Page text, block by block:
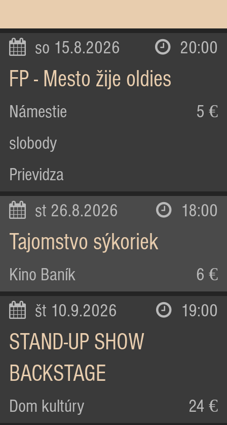
so 15.8.2026 20:00
FP - Mesto žije oldies
Námestie
slobody
Prievidza
5 €
st 26.8.2026 18:00
Tajomstvo sýkoriek
Kino Baník 6 €
št 10.9.2026 19:00
STAND-UP SHOW
BACKSTAGE
Dom kultúry 24 €